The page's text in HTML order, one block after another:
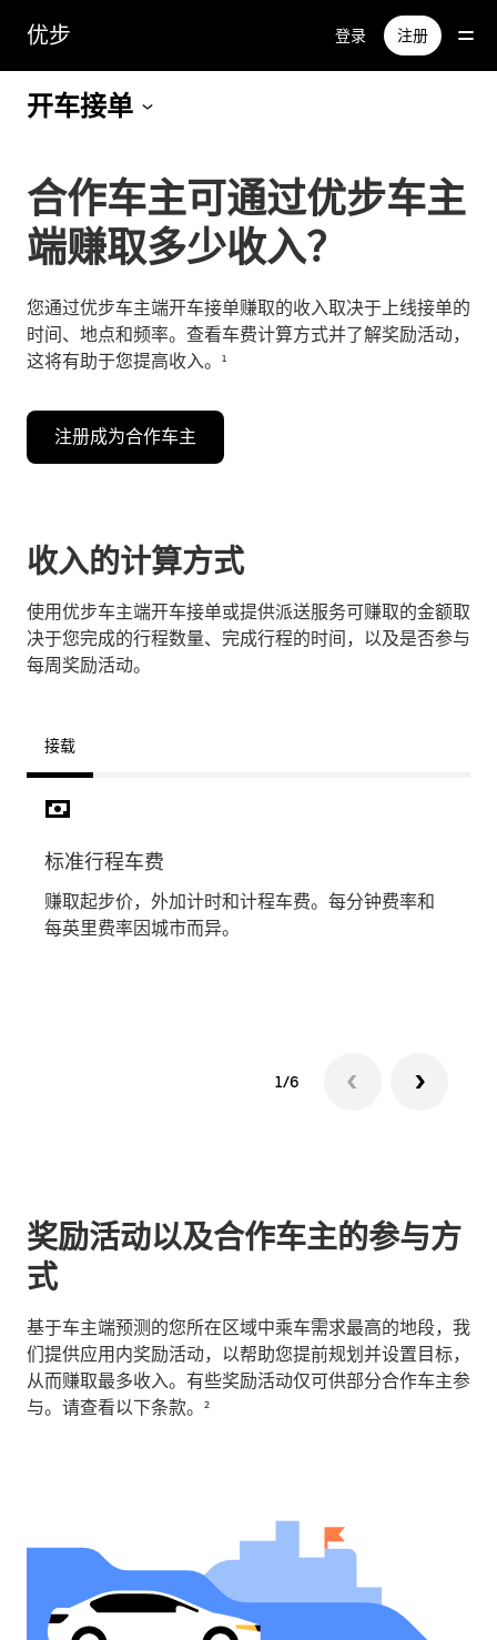
优步 登录 注册
开车接单
合作车主可通过优步车主
端赚取多少收入？
您通过优步车主端开车接单赚取的收入取决于上线接单的
时间、地点和频率。查看车费计算方式并了解奖励活动，
这将有助于您提高收入。¹
注册成为合作车主
收入的计算方式
使用优步车主端开车接单或提供派送服务可赚取的金额取
决于您完成的行程数量、完成行程的时间，以及是否参与
每周奖励活动。
接载
标准行程车费
赚取起步价，外加计时和计程车费。每分钟费率和
每英里费率因城市而异。
1/6
奖励活动以及合作车主的参与方
式
基于车主端预测的您所在区域中乘车需求最高的地段，我
们提供应用内奖励活动，以帮助您提前规划并设置目标，
从而赚取最多收入。有些奖励活动仅可供部分合作车主参
与。请查看以下条款。²